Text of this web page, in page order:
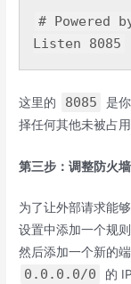
# Powered
Listen
这里的 8085
是
择任何其他未被占用
第三步：调整防火
为了让外部请求能
设置中添加一个规
然后添加一个新的
0.0.0.0/0 的